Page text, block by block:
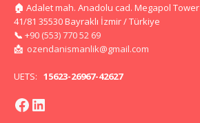
🏠 Adalet mah. Anadolu cad. Megapol Tower
41/81 35530 Bayraklı İzmir / Türkiye
📞 +90 (553) 770 52 69
📩 ozendanismanlik@gmail.com
UETS: 15623-26967-42627